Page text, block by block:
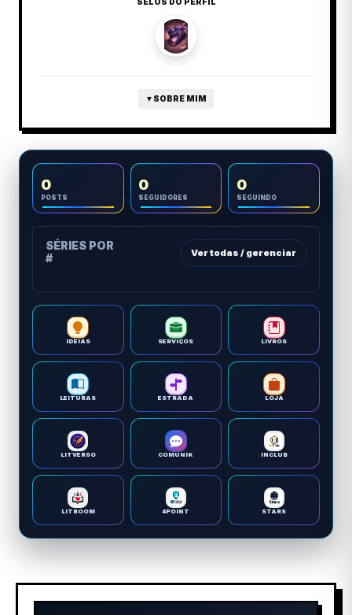
▼ SOBRE MIM
0
POSTS
0
SEGUIDORES
0
SEGUINDO
SÉRIES POR
#
Ver todas / gerenciar
IDEIAS SERVIÇOS LIVROS
LEITURAS ESTRADA LOJA
LITVERSO COMUNIK INCLUB
LITBOOM 4POINT STARS